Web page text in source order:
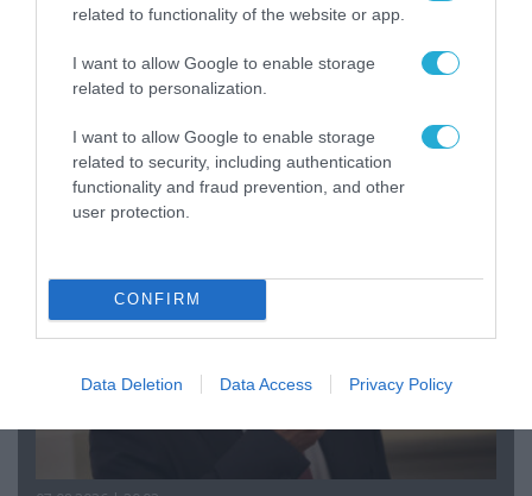
related to functionality of the website or app.
I want to allow Google to enable storage
related to personalization.
I want to allow Google to enable storage
related to security, including authentication
functionality and fraud prevention, and other
user protection.
CONFIRM
Data Deletion Data Access Privacy Policy
08.08.2026 | 09:02
«Η απόλυτη τραγωδία»: Η «αιχμηρή» ανάρτηση
του Αρκά για τα τατουάζ (φωτο)